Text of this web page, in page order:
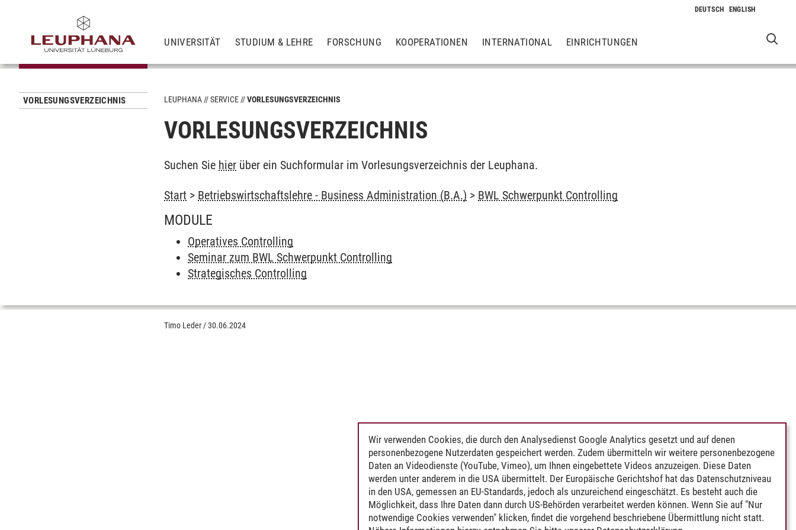
UNIVERSITÄT STUDIUM & LEHRE FORSCHUNG KOOPERATIONEN INTERNATIONAL EINRICHTUNGEN
VORLESUNGSVERZEICHNIS LEUPHANA SERVICE VORLESUNGSVERZEICHNIS
VORLESUNGSVERZEICHNIS
Suchen Sie hier über ein Suchformular im Vorlesungsverzeichnis der Leuphana.
Start > Betriebswirtschaftslehre - Business Administration (B.A.) > BWL Schwerpunkt Controlling
MODULE
Operatives Controlling
Seminar zum BWL Schwerpunkt Controlling
Strategisches Controlling
Timo Leder /30.06.2024
Wir verwenden Cookies, die durch den Analysedienst Google Analytics gesetzt und auf denen
personenbezogene Nutzerdaten gespeichert werden. Zudem übermitteln wir weitere personenbezogene
Daten an Videodienste (YouTube, Vimeo), um Ihnen eingebettete Videos anzuzeigen. Diese Daten
werden unter anderem in die USA übermittelt. Der Europäische Gerichtshof hat das Datenschutzniveau
in den USA, gemessen an EU-Standards, jedoch als unzureichend eingeschätzt. Es besteht auch die
Möglichkeit, dass Ihre Daten dann durch US-Behörden verarbeitet werden können. Wenn Sie auf "Nur
notwendige Cookies verwenden" klicken, findet die vorgehend beschriebene Übermittlung nicht statt.